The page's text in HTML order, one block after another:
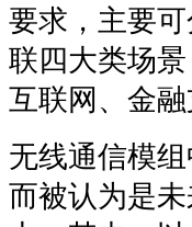
要求，主要
联四大类场
互联网、金
无线通信模
而被认为是